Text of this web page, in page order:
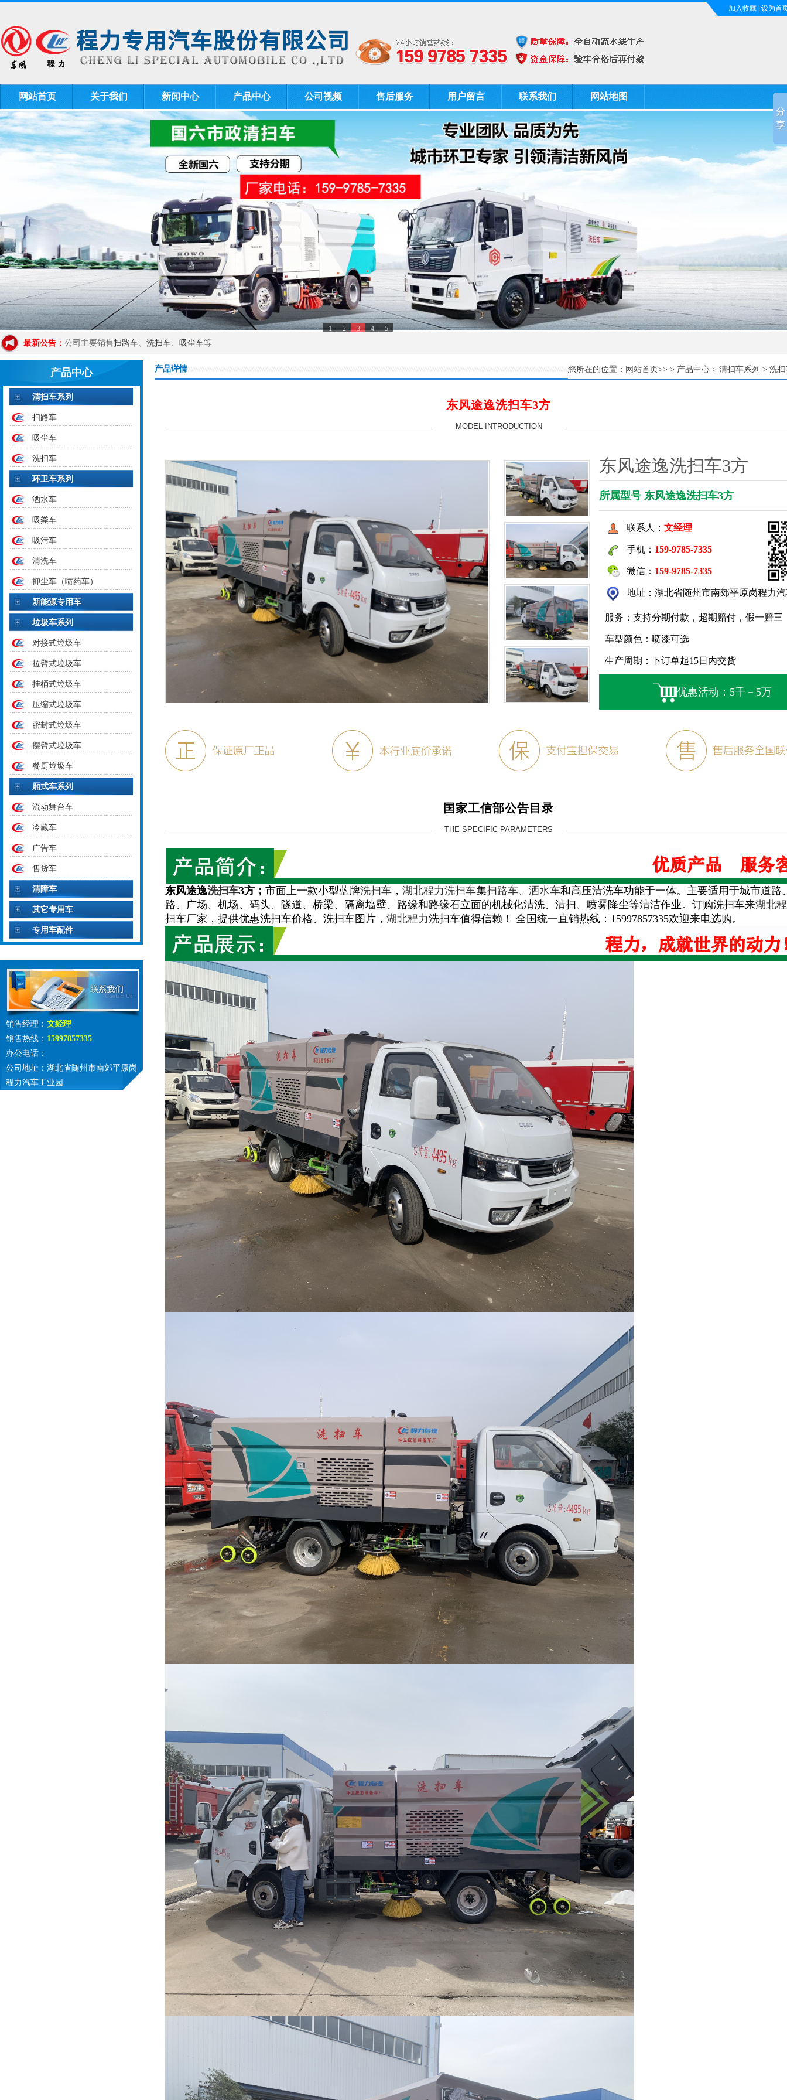
加入收藏 设为首
网站首页 关于我们 新闻中心 产品中心 公司视频 售后服务 用户留言 联系我们 网站地图
5
4
3
2
1
最新公告： 公司主要销售扫路车、 洗扫车、 吸尘车等
产品中心
清扫车系列
扫路车
吸尘车
洗扫车
环卫车系列
洒水车
吸粪车
吸污车
清洗车
抑尘车（喷药车）
新能源专用车
垃圾车系列
对接式垃圾车
拉臂式垃圾车
挂桶式垃圾车
压缩式垃圾车
密封式垃圾车
摆臂式垃圾车
餐厨垃圾车
厢式车系列
流动舞台车
冷藏车
广告车
售货车
清障车
其它专用车
专用车配件
销售经理： 文经理
销售热线： 15997857335
办公电话：
公司地址：湖北省随州市南郊平原岗
程力汽车工业园
产品详情 您所在的位置： 网站首页>> > 产品中心 > 清扫车系列 > 洗
东风途逸洗扫车3方
MODEL INTRODUCTION
东风途逸洗扫车3方
所属型号 东风途逸洗扫车3方
联系人： 文经理
手机： 159-9785-7335
微信： 159-9785-7335
地址：湖北省随州市南郊平原岗程力
服务：支持分期付款，超期赔付，假一赔三
车型颜色：喷漆可选
生产周期：下订单起15日内交货
优惠活动：5千－5万
国家工信部公告目录
THE SPECIFIC PARAMETERS
东风途逸洗扫车3方； 市面上一款小型蓝牌洗扫车， 湖北程力洗扫车集扫路车、 洒水车和高压清洗车功能于一体。主要适用于城市道路
路、广场、机场、码头、隧道、桥梁、隔离墙壁、路缘和路缘石立面的机械化清洗、清扫、喷雾降尘等清洁作业。订购洗扫车来湖北
扫车厂家，提供优惠洗扫车价格、洗扫车图片， 湖北程力洗扫车值得信赖！ 全国统一直销热线：15997857335欢迎来电选购。